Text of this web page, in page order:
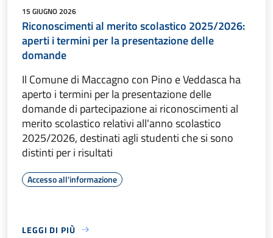
15 GIUGNO 2026
Riconoscimenti al merito scolastico 2025/2026:
aperti i termini per la presentazione delle
domande
Il Comune di Maccagno con Pino e Veddasca ha
aperto i termini per la presentazione delle
domande di partecipazione ai riconoscimenti al
merito scolastico relativi all'anno scolastico
2025/2026, destinati agli studenti che si sono
distinti per i risultati
Accesso all'informazione
LEGGI DI PIÙ